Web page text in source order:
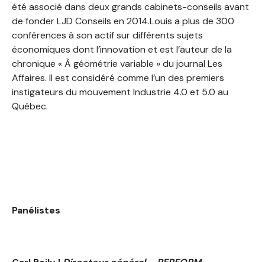
été associé dans deux grands cabinets-conseils avant
de fonder LJD Conseils en 2014.Louis a plus de 300
conférences à son actif sur différents sujets
économiques dont l’innovation et est l’auteur de la
chronique « À géométrie variable » du journal Les
Affaires. Il est considéré comme l’un des premiers
instigateurs du mouvement Industrie 4.0 et 5.0 au
Québec.
Panélistes